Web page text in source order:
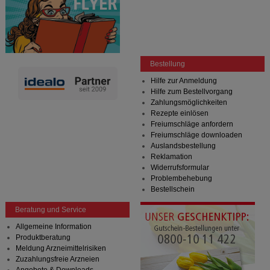
Bestellung
Hilfe zur Anmeldung
Hilfe zum Bestellvorgang
Zahlungsmöglichkeiten
Rezepte einlösen
Freiumschläge anfordern
Freiumschläge downloaden
Auslandsbestellung
Reklamation
Widerrufsformular
Problembehebung
Bestellschein
Beratung und Service
Allgemeine Information
Produktberatung
Meldung Arzneimittelrisiken
Zuzahlungsfreie Arzneien